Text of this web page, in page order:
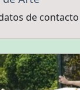
de contacto